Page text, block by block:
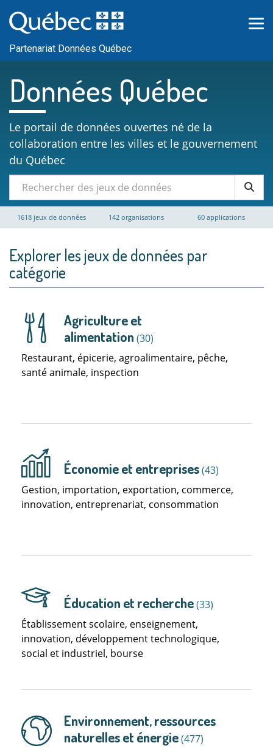
au
contenu
Partenariat Données Québec
Données Québec
Le portail de données ouvertes né de la
collaboration entre les villes et le gouvernement
du Québec
1618 jeux de données 142 organisations 60 applications
Explorer les jeux de données par
catégorie
Agriculture et
alimentation (30)
Restaurant, épicerie, agroalimentaire, pêche,
santé animale, inspection
Économie et entreprises(43)
Gestion, importation, exportation, commerce,
innovation, entreprenariat, consommation
Éducation et recherche(33)
Établissement scolaire, enseignement,
innovation, développement technologique,
social et industriel, bourse
Environnement, ressources
naturelles et énergie(477)